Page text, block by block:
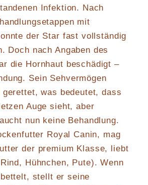
Infektion. Nach
mit
der Star fast vollständig
Doch nach Angaben des
die Hornhaut beschädigt –
Sein Sehvermögen
gerettet, was bedeutet, dass
Auge sieht, aber
nun keine Behandlung.
Royal Canin, mag
der premium Klasse, liebt
Hühnchen, Pute). Wenn
stellt er seine